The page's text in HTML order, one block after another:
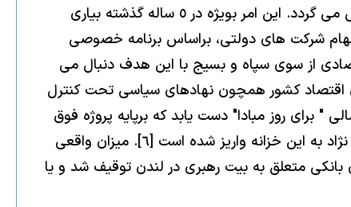
سد سازى گرفته تا تصاحب ٥١ درصد سهام مخابرات و تبديل شدن به بزرگترين پيمانكار در بخش نفت و گاز كشور را شامل مى گردد. اين امر بويژه در ٥ ساله گذشته بيارى
شدت گرفته است بطوريكه برپايه برآوردى تنها ١٤ درصد از ٧٠ ميليارد دلار سهام شركت هاى دولتى، براساس برنامه خصوصى
عمدتأ سپاه قرار گرفته است [٥]. تصرف خاك ريزهاى اقتصادى از سوى سپاه و بسيج با اين هدف دنبال مى
اقتصاد كشور همچون نهادهاى سياسى تحت كنترل
" براى روز مبادا" دست يابد كه برپايه پروژه فوق
سرى " خزانه بحران " طراحى شده است و ميزان هنگفتى از در آمدهاى نفتى كشور در سال هاى رياست جمهورى احمدى نژاد به اين خزانه واريز شده است [٦]. ميزان واقعى
مبالغى است كه در حساب هاى بانكى متعلق به بيت رهبرى در لندن توقيف شد و يا